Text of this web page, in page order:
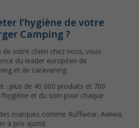
l’hygiène de votre
Camping ?
de votre chien chez nous, vous
du leader européen de
et de caravaning.
: plus de 40 000 produits et 700
et du soin pour chaque
marques comme Ruffwear, Awiwa,
à prix ajusté.